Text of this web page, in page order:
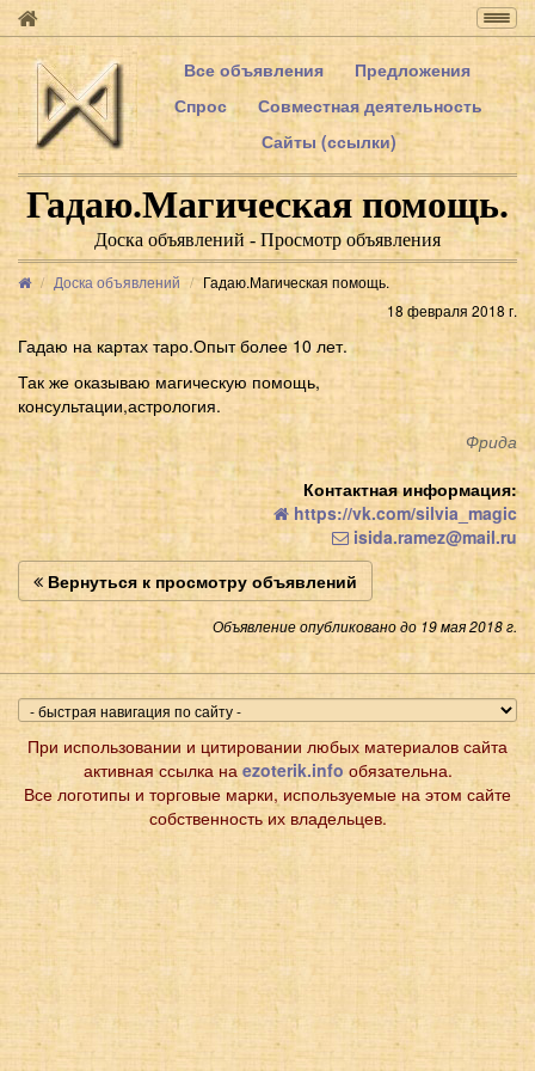
Все объявления
Предложения
Спрос
Совместная деятельность
Сайты (ссылки)
Гадаю.Магическая помощь.
Доска объявлений - Просмотр объявления
Доска объявлений
Гадаю.Магическая помощь.
18 февраля 2018 г.
Гадаю на картах таро.Опыт более 10 лет.
Так же оказываю магическую помощь,
консультации,астрология.
Фрида
Контактная информация:
https://vk.com/silvia_magic
isida.ramez@mail.ru
Вернуться к просмотру объявлений
Объявление опубликовано до 19 мая 2018 г.
При использовании и цитировании любых материалов сайта
активная ссылка на ezoterik.info обязательна.
Все логотипы и торговые марки, используемые на этом сайте
собственность их владельцев.